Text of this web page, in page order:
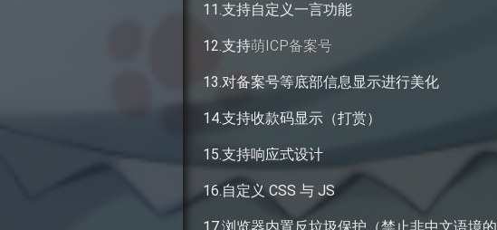
11.支持自定义一言功能
12.支持萌ICP备案号
13.对备案号等底部信息显示进行美化
14.支持收款码显示（打赏）
15.支持响应式设计
16.自定义 CSS 与 JS